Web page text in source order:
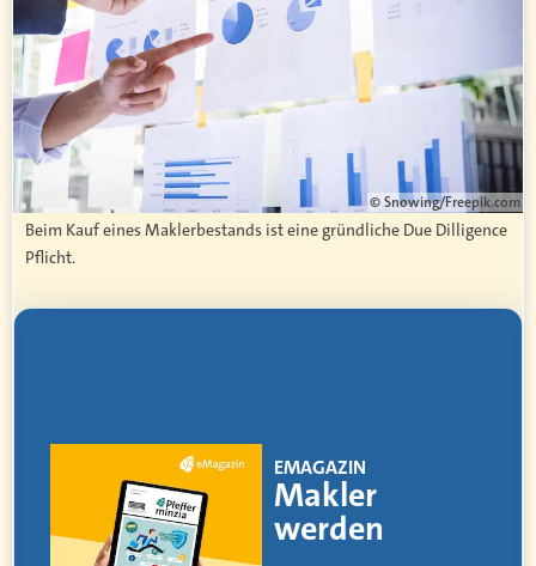
© Snowing/Freepik.com
Beim Kauf eines Maklerbestands ist eine gründliche Due Dilligence
Pflicht.
EMAGAZIN
Makler
werden